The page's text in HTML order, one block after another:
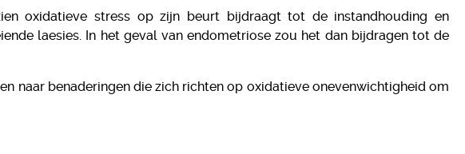
oxidatieve stress op zijn beurt bijdraagt tot de instandhouding en
laesies. In het geval van endometriose zou het dan bijdragen tot de
naar benaderingen die zich richten op oxidatieve onevenwichtigheid om